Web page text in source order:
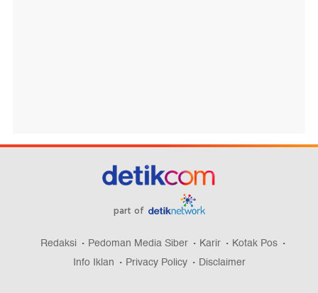
part of
Redaksi Pedoman Media Siber Karir
Kotak Pos
Info Iklan
Privacy Policy Disclaimer